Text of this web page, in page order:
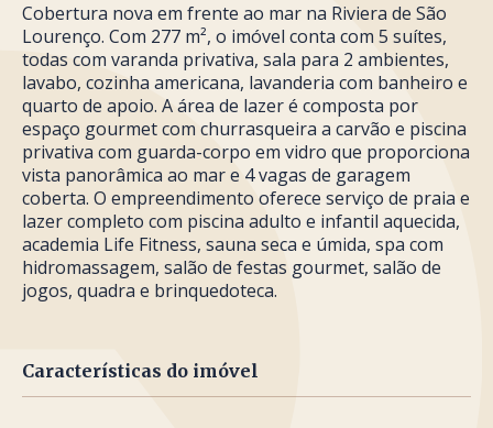
Cobertura nova em frente ao mar na Riviera de São
Lourenço. Com 277 m², o imóvel conta com 5 suítes,
todas com varanda privativa, sala para 2 ambientes,
lavabo, cozinha americana, lavanderia com banheiro e
quarto de apoio. A área de lazer é composta por
espaço gourmet com churrasqueira a carvão e piscina
privativa com guarda-corpo em vidro que proporciona
vista panorâmica ao mar e 4 vagas de garagem
coberta. O empreendimento oferece serviço de praia e
lazer completo com piscina adulto e infantil aquecida,
academia Life Fitness, sauna seca e úmida, spa com
hidromassagem, salão de festas gourmet, salão de
jogos, quadra e brinquedoteca.
Características do imóvel